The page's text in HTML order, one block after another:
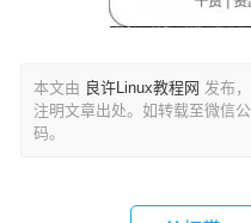
本文由 良许Linux教程网 发布
注明文章出处。如转载至微信
码。